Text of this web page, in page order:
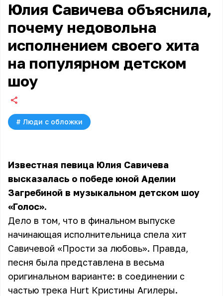
Юлия Савичева объяснила,
почему недовольна
исполнением своего хита
на популярном детском
шоу
# Люди с обложки
Известная певица Юлия Савичева
высказалась о победе юной Аделии
Загребиной в музыкальном детском шоу
«Голос».
Дело в том, что в финальном выпуске
начинающая исполнительница спела хит
Савичевой «Прости за любовь». Правда,
песня была представлена в весьма
оригинальном варианте: в соединении с
частью трека Hurt Кристины Агилеры.